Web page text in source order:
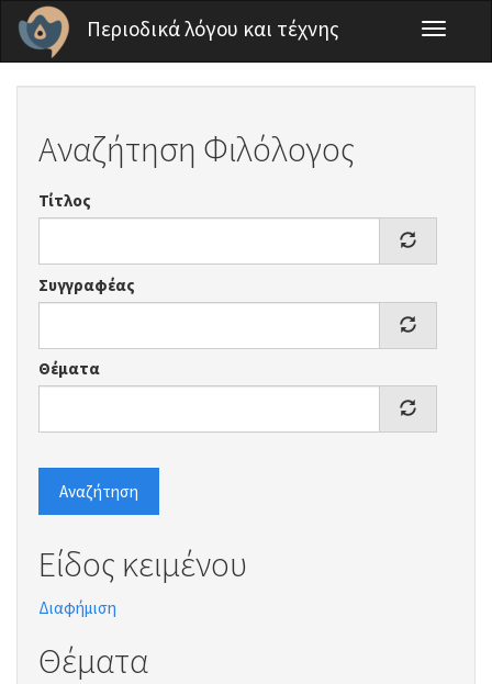
Παράκαμψη προς το κυρίως περιεχόμενο
Περιοδικά λόγου και τέχνης
Toggle
Αναζήτηση Φιλόλογος
Τίτλος
Συγγραφέας
Θέματα
Αναζήτηση
Είδος κειμένου
Διαφήμιση
Θέματα